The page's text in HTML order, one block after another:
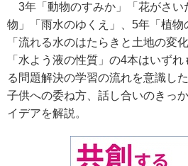
3年「動物のすみか」「花がさい
物」「雨水のゆくえ」、 5年「植物
「流れる水のはたらきと土地の変化
「水よう液の性質」の4本はいずれ
る問題解決の学習の流れを意識し
子供への委ね方、話し合いのきっ
イデアを解説。